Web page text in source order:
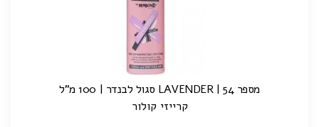
מספר 54 | LAVENDER סגול לבנדר | 100 מ"ל
קרייזי קולור